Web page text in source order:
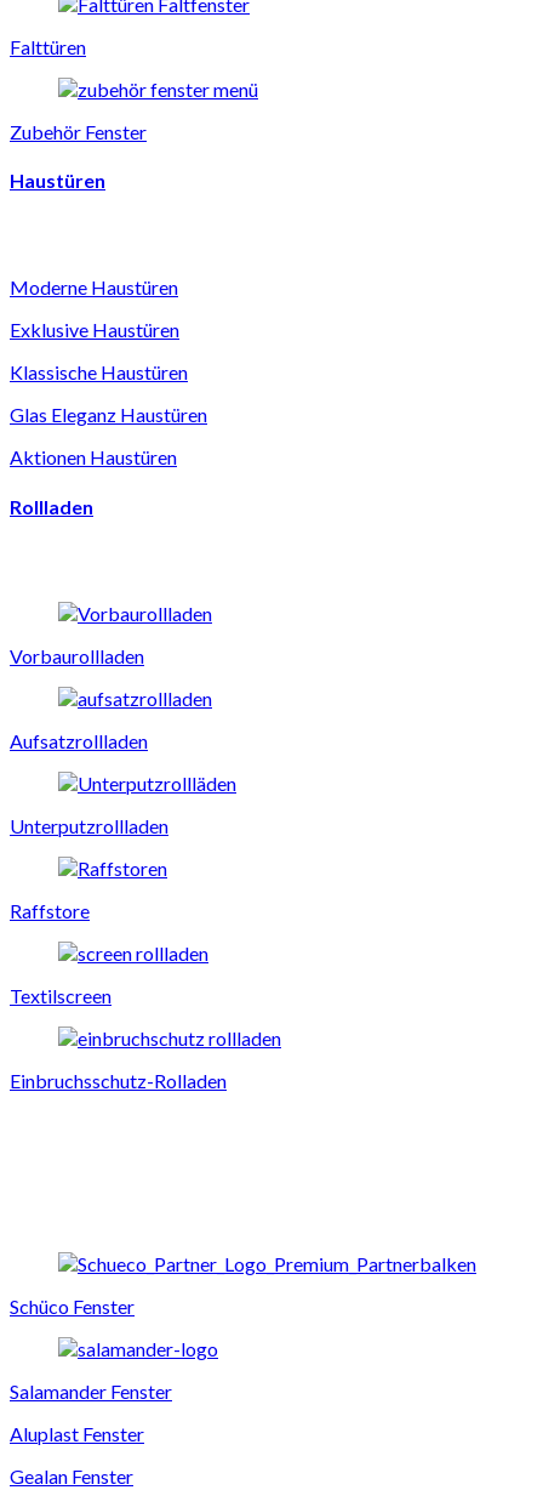
Falttüren
Zubehör Fenster
Haustüren
Moderne Haustüren
Exklusive Haustüren
Klassische Haustüren
Glas Eleganz Haustüren
Aktionen Haustüren
Rollladen
Vorbaurollladen
Aufsatzrollladen
Unterputzrollladen
Raffstore
Textilscreen
Einbruchsschutz-Rolladen
Schüco Fenster
Salamander Fenster
Aluplast Fenster
Gealan Fenster